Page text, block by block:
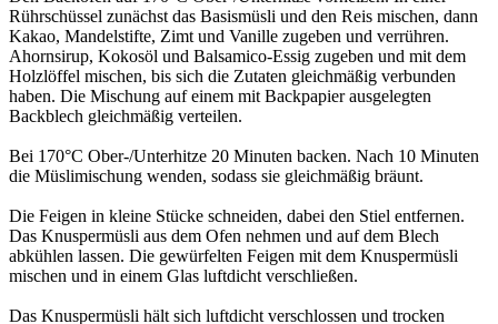
Rührschüssel zunächst das Basismüsli und den Reis mischen, dann
Kakao, Mandelstifte, Zimt und Vanille zugeben und verrühren.
Ahornsirup, Kokosöl und Balsamico-Essig zugeben und mit dem
Holzlöffel mischen, bis sich die Zutaten gleichmäßig verbunden
haben. Die Mischung auf einem mit Backpapier ausgelegten
Backblech gleichmäßig verteilen.
Bei 170°C Ober-/Unterhitze 20 Minuten backen. Nach 10 Minuten
die Müslimischung wenden, sodass sie gleichmäßig bräunt.
Die Feigen in kleine Stücke schneiden, dabei den Stiel entfernen.
Das Knuspermüsli aus dem Ofen nehmen und auf dem Blech
abkühlen lassen. Die gewürfelten Feigen mit dem Knuspermüsli
mischen und in einem Glas luftdicht verschließen.
Das Knuspermüsli hält sich luftdicht verschlossen und trocken